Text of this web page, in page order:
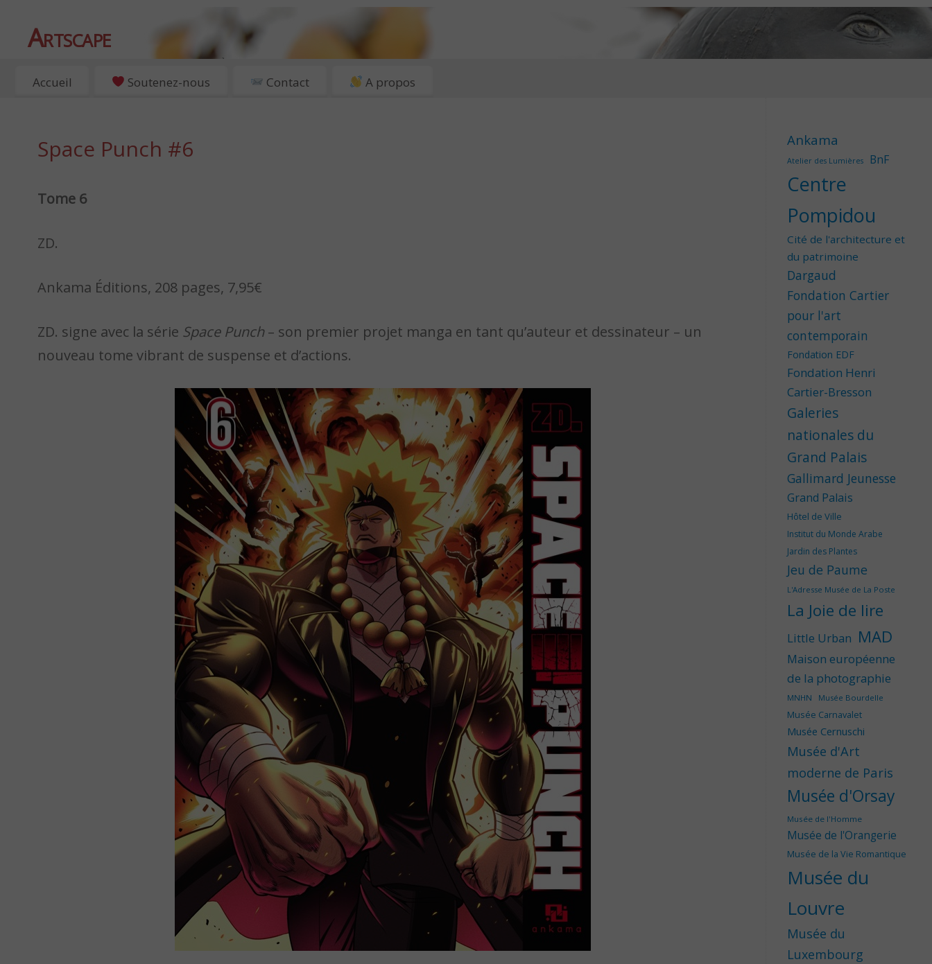
Artscape
EXPOSITIONS, ART ET CULTURE À PARIS
Accueil Soutenez-nous Contact A propos
Space Punch #6
Tome 6
ZD.
Ankama Éditions, 208 pages, 7,95€
ZD. signe avec la série Space Punch– son premier projet manga en tant qu’auteur et dessinateur – un
nouveau tome vibrant de suspense et d’actions.
Ankama
Atelier des Lumières BnF
Centre
Pompidou
Cité de l'architecture et
du patrimoine
Dargaud
Fondation Cartier
pour l'art
contemporain
Fondation EDF
Fondation Henri
Cartier-Bresson
Galeries
nationales du
Grand Palais
Gallimard Jeunesse
Grand Palais
Hôtel de Ville
Institut du Monde Arabe
Jardin des Plantes
Jeu de Paume
L'Adresse Musée de La Poste
La Joie de lire
Little Urban MAD
Maison européenne
de la photographie
MNHN Musée Bourdelle
Musée Carnavalet
Musée Cernuschi
Musée d'Art
moderne de Paris
Musée d'Orsay
Musée de l'Homme
Musée de l'Orangerie
Musée de la Vie Romantique
Musée du
Louvre
Musée du
Luxembourg